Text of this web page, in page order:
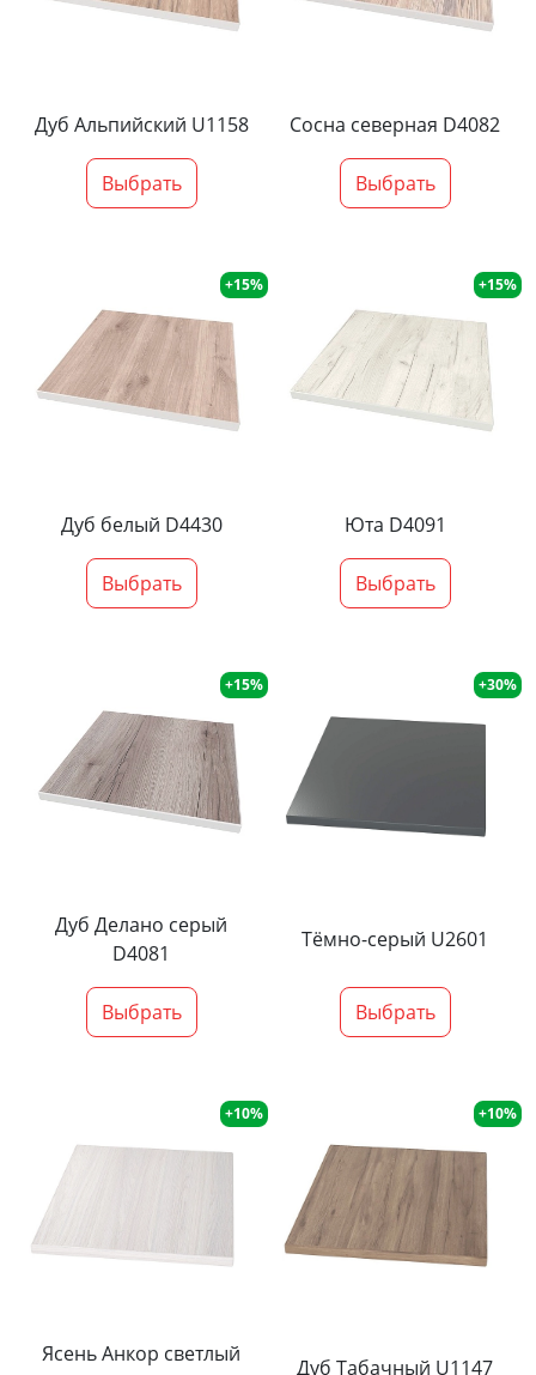
Дуб Альпийский U1158
Выбрать
Сосна северная D4082
Выбрать
+15%
Дуб белый D4430
Выбрать
+15%
Юта D4091
Выбрать
+15%
Дуб Делано серый
D4081
Выбрать
+30%
Тёмно-серый U2601
Выбрать
+10%
Ясень Анкор светлый
+10%
Дуб Табачный U1147